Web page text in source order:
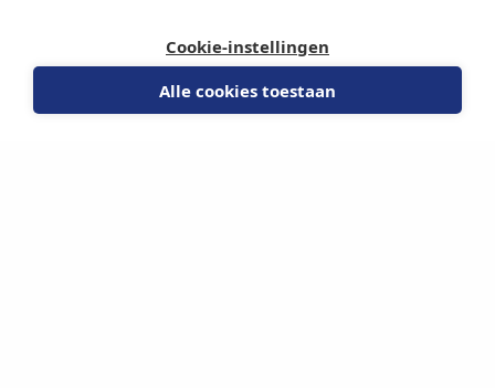
Cookie-instellingen
Alle cookies toestaan